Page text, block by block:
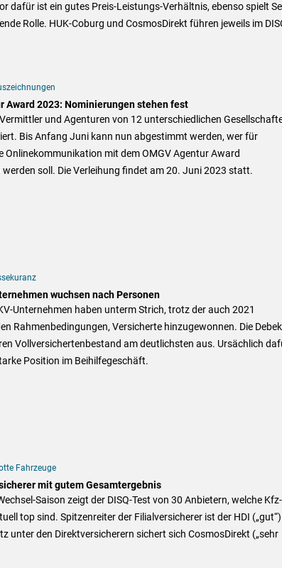
dafür ist ein gutes Preis-Leistungs-Verhältnis, ebenso spielt
Rolle. HUK-Coburg und CosmosDirekt führen jeweils im
Award 2023: Nominierungen stehen fest
und Agenturen von 12 unterschiedlichen
Bis Anfang Juni kann nun abgestimmt werden, wer für
Onlinekommunikation mit dem OMGV Agentur Award
soll. Die Verleihung findet am 20. Juni 2023 statt.
wuchsen nach Personen
Unternehmen haben unterm Strich, trotz der auch 2021
Rahmenbedingungen, Versicherte hinzugewonnen. Die
Vollversichertenbestand am deutlichsten aus. Ursächlich
Position im Beihilfegeschäft.
Fahrzeuge
mit gutem Gesamtergebnis
Saison zeigt der DISQ-Test von 30 Anbietern, welche Kfz-
top sind. Spitzenreiter der Filialversicherer ist der HDI
unter den Direktversicherern sichert sich CosmosDirekt („sehr